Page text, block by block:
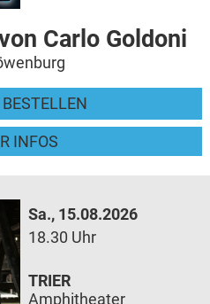
Carlo Goldoni
INFOS
Sa., 15.08.2026
18.30 Uhr
TRIER
Amphitheater